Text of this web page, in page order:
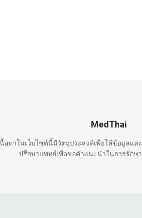
MedThai
อหาในเว็บไซต์นี้มีวัตถุประสงค์เพื่อให้ข้อมูลแล
ปรึกษาแพทย์เพื่อขอคำแนะนำในการรักษ